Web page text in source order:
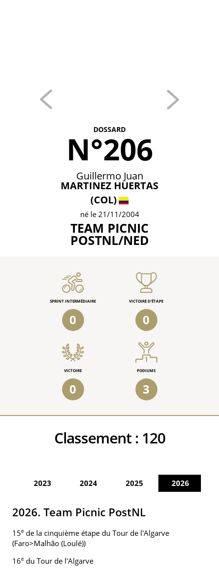
DOSSARD
N°206
Guillermo Juan
MARTINEZ HUERTAS
(COL)
né le 21/11/2004
TEAM PICNIC
POSTNL/NED
SPRINT INTERMÉDIAIRE
0
VICTOIRE D'ÉTAPE
0
VICTOIRE
0
PODIUMS
3
Classement : 120
2023 2024 2025 2026
2026. Team Picnic PostNL
15e de la cinquième étape du Tour de l'Algarve
(Faro>Malhão (Loulé))
16e du Tour de l'Algarve